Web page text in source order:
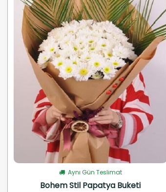
Aynı Gün Teslimat
Bohem Stil Papatya Buketi